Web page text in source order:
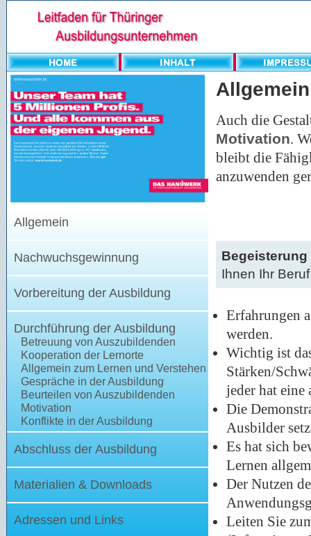
Allgemein
Nachwuchsgewinnung
Vorbereitung der Ausbildung
Durchführung der Ausbildung
Betreuung von Auszubildenden
Kooperation der Lernorte
Allgemein zum Lernen und Verstehen
Gespräche in der Ausbildung
Beurteilen von Auszubildenden
Motivation
Konflikte in der Ausbildung
Abschluss der Ausbildung
Materialien & Downloads
Adressen und Links
Auch die
Motivation.
bleibt die
anzuwenden
Begeisterung
Ihnen Ihr
Erfahrungen
werden.
Wichtig ist
Stärken/
jeder hat
Die
Ausbilder
Es hat sich
Lernen
Der Nutzen
Leiten Sie